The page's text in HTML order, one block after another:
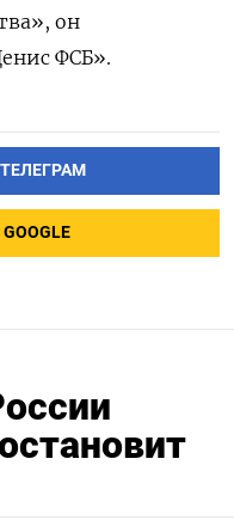
он
ФСБ».